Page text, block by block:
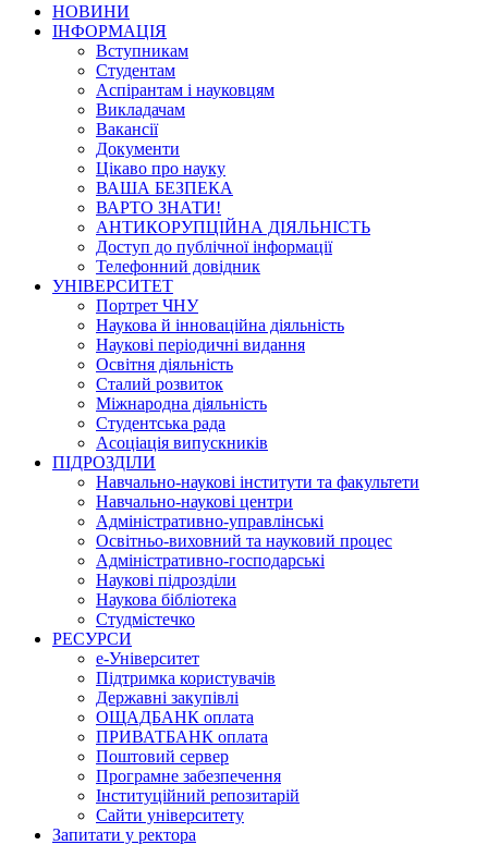
НОВИНИ
ІНФОРМАЦІЯ
Вступникам
Студентам
Аспірантам і науковцям
Викладачам
Вакансії
Документи
Цікаво про науку
ВАША БЕЗПЕКА
ВАРТО ЗНАТИ!
АНТИКОРУПЦІЙНА ДІЯЛЬНІСТЬ
Доступ до публічної інформації
Телефонний довідник
УНІВЕРСИТЕТ
Портрет ЧНУ
Наукова й інноваційна діяльність
Наукові періодичні видання
Освітня діяльність
Сталий розвиток
Міжнародна діяльність
Студентська рада
Асоціація випускників
ПІДРОЗДІЛИ
Навчально-наукові інститути та факультети
Навчально-наукові центри
Адміністративно-управлінські
Освітньо-виховний та науковий процес
Адміністративно-господарські
Наукові підрозділи
Наукова бібліотека
Студмістечко
РЕСУРСИ
е-Університет
Підтримка користувачів
Державні закупівлі
ОЩАДБАНК оплата
ПРИВАТБАНК оплата
Поштовий сервер
Програмне забезпечення
Інституційний репозитарій
Сайти університету
Запитати у ректора